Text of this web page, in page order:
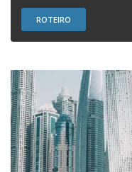
ROTEIRO